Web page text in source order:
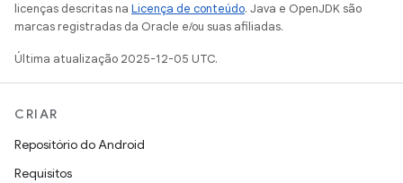
licenças descritas na Licença de conteúdo. Java e OpenJDK são
marcas registradas da Oracle e/ou suas afiliadas.
Última atualização 2025-12-05 UTC.
CRIAR
Repositório do Android
Requisitos